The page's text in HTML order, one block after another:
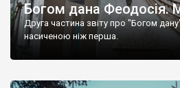
Богом дана Феодосія.
Друга частина звіту про "Богом
насиченою ніж перша.